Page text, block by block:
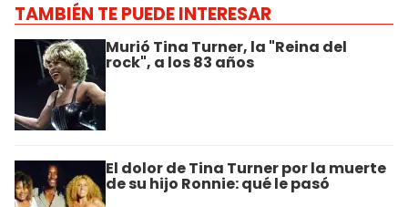
TAMBIÉN TE PUEDE INTERESAR
Murió Tina Turner, la "Reina del
rock", a los 83 años
El dolor de Tina Turner por la muerte
de su hijo Ronnie: qué le pasó